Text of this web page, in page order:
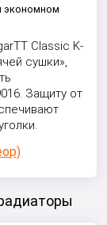
экономном
Classic K-
сушки»,
Защиту от